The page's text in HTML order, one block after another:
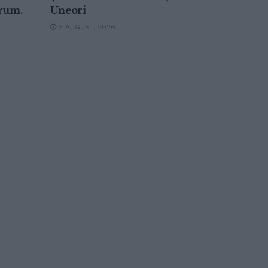
Uneori
3 AUGUST, 2026